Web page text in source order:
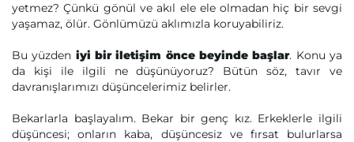
yetmez? Çünkü gönül ve akıl ele ele olmadan hiç bir sevgi
yaşamaz, ölür. Gönlümüzü aklımızla koruyabiliriz.
Bu yüzden iyi bir iletişim önce beyinde başlar. Konu ya
da kişi ile ilgili ne düşünüyoruz? Bütün söz, tavır ve
davranışlarımızı düşüncelerimiz belirler.
Bekarlarla başlayalım. Bekar bir genç kız. Erkeklerle ilgili
düşüncesi; onların kaba, düşüncesiz ve fırsat bulurlarsa